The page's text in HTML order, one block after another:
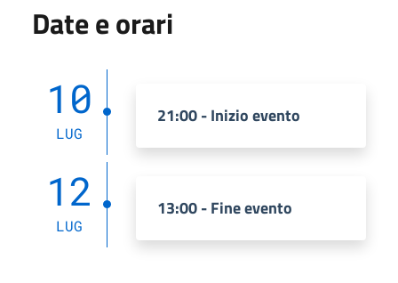
Date e orari
10
LUG
21:00 - Inizio evento
12
LUG
13:00 - Fine evento